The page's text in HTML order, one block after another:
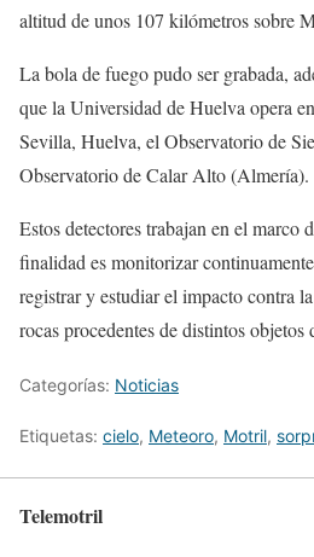
altitud de unos 107 kilómetros sobre
La bola de fuego pudo ser grabada,
que la Universidad de Huelva opera
Sevilla, Huelva, el Observatorio de
Observatorio de Calar Alto (Almería).
Estos detectores trabajan en el marco
finalidad es monitorizar
registrar y estudiar el impacto contra
rocas procedentes de distintos objetos
Categorías: Noticias
Etiquetas: cielo, Meteoro, Motril,
Telemotril